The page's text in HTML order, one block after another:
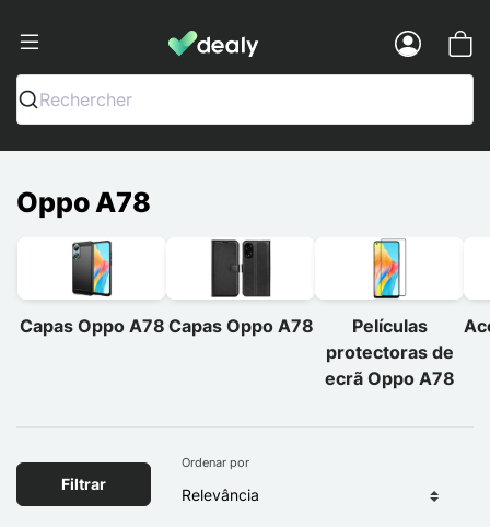
Dealy - Capas e acessórios para
Rechercher
Oppo A78
Capas Oppo A78 Capas Oppo A78
Películas
protectoras de
ecrã Oppo A78
Filtrar
Ordenar por